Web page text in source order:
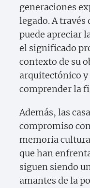
generaciones
legado. A través
puede apreciar
el significado
contexto de su
arquitectónico y
comprender la
Además, las
compromiso
memoria
que han
siguen siendo
amantes de la